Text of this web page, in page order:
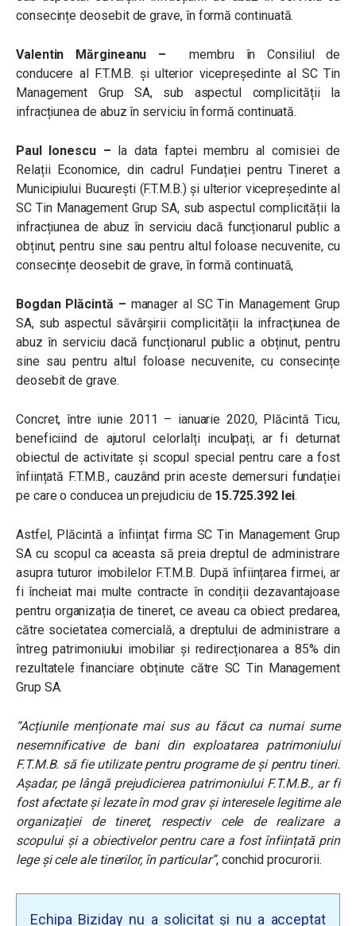
consecințe deosebit de grave, în formă continuată.
Valentin Mărgineanu –membru în Consiliul de
conducere al F.T.M.B. și ulterior vicepreședinte al SC Tin
Management Grup SA, sub aspectul complicității la
infracțiunea de abuz în serviciu în formă continuată.
Paul Ionescu – la data faptei membru al comisiei de
Relații Economice, din cadrul Fundației pentru Tineret a
Municipiului București (F.T.M.B.) și ulterior vicepreședinte al
SC Tin Management Grup SA, sub aspectul complicității la
infracțiunea de abuz în serviciu dacă funcționarul public a
obținut, pentru sine sau pentru altul foloase necuvenite, cu
consecințe deosebit de grave, în formă continuată,
Bogdan Plăcintă – manager al SC Tin Management Grup
SA, sub aspectul săvârșirii complicității la infracțiunea de
abuz în serviciu dacă funcționarul public a obținut, pentru
sine sau pentru altul foloase necuvenite, cu consecințe
deosebit de grave.
Concret,între iunie 2011 – ianuarie 2020, Plăcintă Ticu,
beneficiind de ajutorul celorlalți inculpați, ar fi deturnat
obiectul de activitate și scopul special pentru care a fost
înființată F.T.M.B., cauzând prin aceste demersuri fundației
pe care o conducea un prejudiciu de 15.725.392 lei.
Astfel, Plăcintă a înființat firma SC Tin Management Grup
SA cu scopul ca aceasta să preia dreptul de administrare
asupra tuturor imobilelor F.T.M.B. După înființarea firmei, ar
fi încheiat mai multe contracte în condiții dezavantajoase
pentru organizația de tineret, ce aveau ca obiect predarea,
către societatea comercială, a dreptului de administrare a
întreg patrimoniului imobiliar și redirecționarea a 85% din
rezultatele financiare obținute către SC Tin Management
Grup SA.
“Acțiunile menționate mai sus au făcut ca numai sume
nesemnificative de bani din exploatarea patrimoniului
F.T.M.B. să fie utilizate pentru programe de și pentru tineri.
Așadar, pe lângă prejudicierea patrimoniului F.T.M.B., ar fi
fost afectate și lezate în mod grav și interesele legitime ale
organizației de tineret, respectiv cele de realizare a
scopului și a obiectivelor pentru care a fost înființată prin
lege și cele ale tinerilor, în particular”, conchid procurorii.
Echipa Biziday nu a solicitat și nu a acceptat